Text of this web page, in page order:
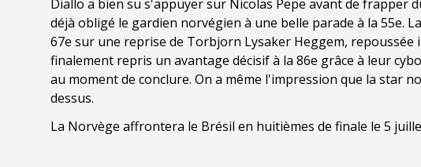
Diallo a bien su s'appuyer sur Nicolas Pepe avant de frapper
déjà obligé le gardien norvégien à une belle parade à la 55e.
67e sur une reprise de Torbjorn Lysaker Heggem, repoussée
finalement repris un avantage décisif à la 86e grâce à leur
au moment de conclure. On a même l'impression que la star
dessus.
La Norvège affrontera le Brésil en huitièmes de finale le 5